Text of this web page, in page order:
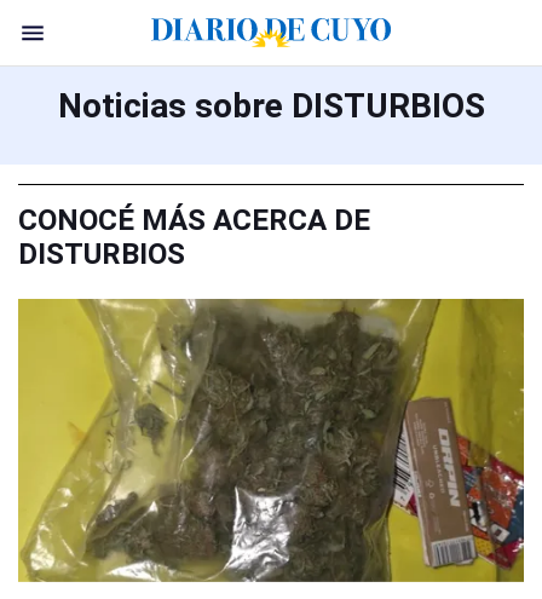
Noticias sobre DISTURBIOS
CONOCÉ MÁS ACERCA DE
DISTURBIOS